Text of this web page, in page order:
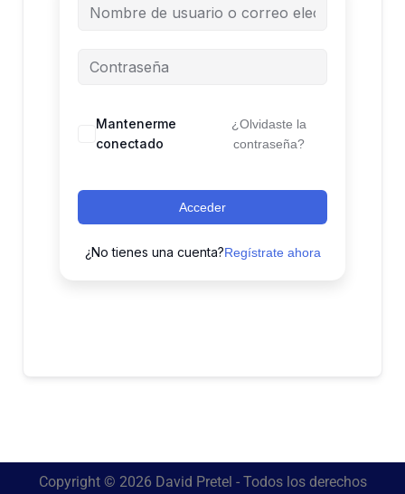
Mantenerme
conectado
¿Olvidaste la
contraseña?
Acceder
¿No tienes una cuenta?Regístrate ahora
Copyright © 2026 David Pretel - Todos los derechos